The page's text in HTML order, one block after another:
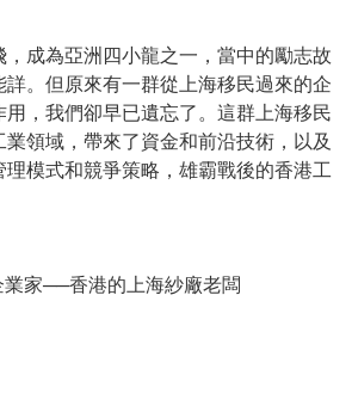
成為亞洲四小龍之一，當中的勵志故
。但原來有一群從上海移民過來的企
，我們卻早已遺忘了。這群上海移民
領域，帶來了資金和前沿技術，以及
模式和競爭策略，雄霸戰後的香港工